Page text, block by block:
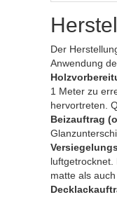
Der
Anwendung
1 Meter zu
hervortreten.
Beizauftrag
luftgetrocknet.
matte als